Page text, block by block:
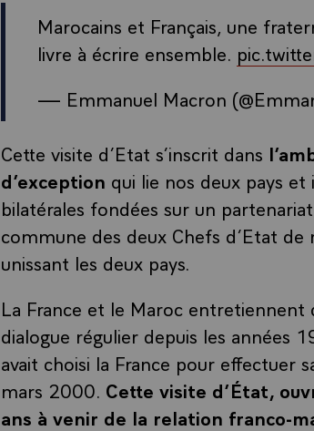
Marocains et Français, une
livre à écrire ensemble.
— Emmanuel Macron
Cette visite d’Etat s’inscrit dans
d’exception qui lie nos deux pays
bilatérales fondées sur un
commune des deux Chefs d’Etat
unissant les deux pays.
La France et le Maroc
dialogue régulier depuis les années
avait choisi la France pour effectuer
mars 2000. Cette visite d’État,
ans à venir de la relation franco-